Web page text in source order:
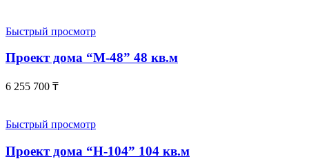
Быстрый просмотр
Проект дома “М-48” 48 кв.м
6 255 700 ₸
Быстрый просмотр
Проект дома “Н-104” 104 кв.м